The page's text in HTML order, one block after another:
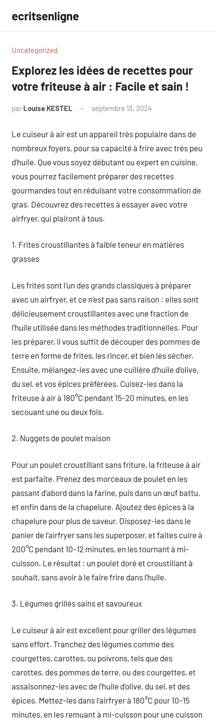
contenu
ecritsenligne
Uncategorized
Explorez les idées de recettes pour
votre friteuse à air : Facile et sain !
par Louise KESTEL septembre 13, 2024
Le cuiseur à air est un appareil très populaire dans de
nombreux foyers, pour sa capacité à frire avec très peu
d’huile. Que vous soyez débutant ou expert en cuisine,
vous pourrez facilement préparer des recettes
gourmandes tout en réduisant votre consommation de
gras. Découvrez des recettes à essayer avec votre
airfryer, qui plairont à tous.
1. Frites croustillantes à faible teneur en matières
grasses
Les frites sont l’un des grands classiques à préparer
avec un airfryer, et ce n’est pas sans raison : elles sont
délicieusement croustillantes avec une fraction de
l’huile utilisée dans les méthodes traditionnelles. Pour
les préparer, il vous suffit de découper des pommes de
terre en forme de frites, les rincer, et bien les sécher.
Ensuite, mélangez-les avec une cuillère d’huile d’olive,
du sel, et vos épices préférées. Cuisez-les dans la
friteuse à air à 180°C pendant 15-20 minutes, en les
secouant une ou deux fois.
2. Nuggets de poulet maison
Pour un poulet croustillant sans friture, la friteuse à air
est parfaite. Prenez des morceaux de poulet en les
passant d’abord dans la farine, puis dans un œuf battu,
et enfin dans de la chapelure. Ajoutez des épices à la
chapelure pour plus de saveur. Disposez-les dans le
panier de l’airfryer sans les superposer, et faites cuire à
200°C pendant 10-12 minutes, en les tournant à mi-
cuisson. Le résultat : un poulet doré et croustillant à
souhait, sans avoir à le faire frire dans l’huile.
3. Légumes grillés sains et savoureux
Le cuiseur à air est excellent pour griller des légumes
sans effort. Tranchez des légumes comme des
courgettes, carottes, ou poivrons, tels que des
carottes, des pommes de terre, ou des courgettes, et
assaisonnez-les avec de l’huile d’olive, du sel, et des
épices. Mettez-les dans l’airfryer à 180°C pour 10-15
minutes, en les remuant à mi-cuisson pour une cuisson